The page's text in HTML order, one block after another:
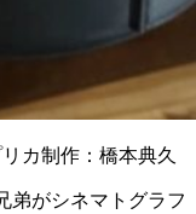
カ制作：橋本典久
がシネマトグラフ